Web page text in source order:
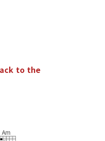
ack to the
Am